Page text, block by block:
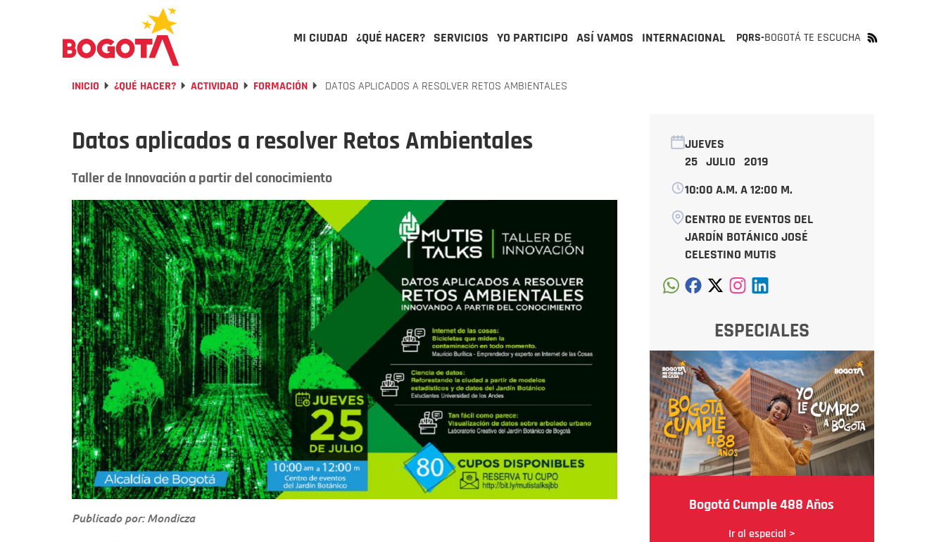
MI CIUDAD ¿QUÉ HACER? SERVICIOS YO PARTICIPO ASÍ VAMOS INTERNACIONAL PQRS-BOGOTÁ TE ESCUCHA
INICIO ¿QUÉ HACER? ACTIVIDAD FORMACIÓN DATOS APLICADOS A RESOLVER RETOS AMBIENTALES
Datos aplicados a resolver Retos Ambientales
Taller de Innovación a partir del conocimiento
Publicado por: Mondicza
JUEVES
25 JULIO 2019
10:00 A.M. A 12:00 M.
CENTRO DE EVENTOS DEL
JARDÍN BOTÁNICO JOSÉ
CELESTINO MUTIS
ESPECIALES
Bogotá Cumple 488 Años
Ir al especial >